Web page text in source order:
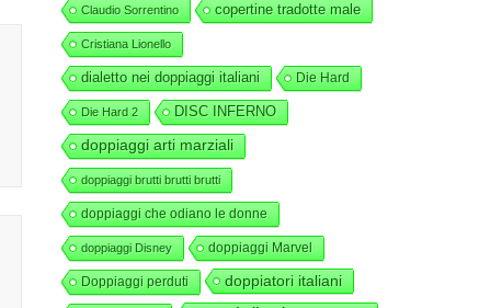
Claudio Sorrentino copertine tradotte male
Cristiana Lionello
dialetto nei doppiaggi italiani Die Hard
Die Hard 2 DISC INFERNO
doppiaggi arti marziali
doppiaggi brutti brutti brutti
doppiaggi che odiano le donne
doppiaggi Disney doppiaggi Marvel
Doppiaggi perduti doppiatori italiani